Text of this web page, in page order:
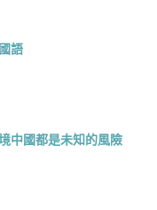
語
中國都是未知的風險